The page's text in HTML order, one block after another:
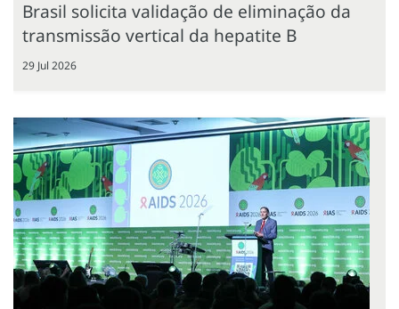
Brasil solicita validação de eliminação da
transmissão vertical da hepatite B
29 Jul 2026